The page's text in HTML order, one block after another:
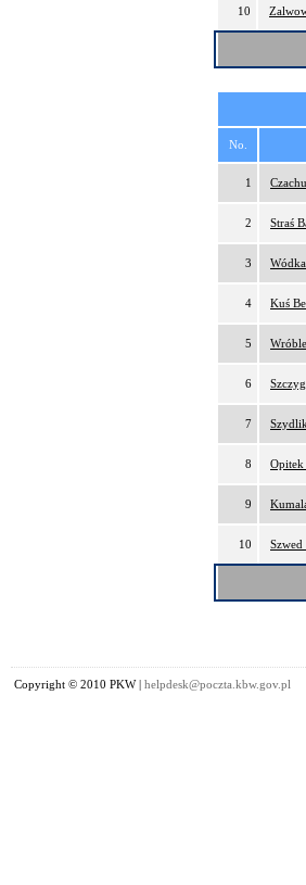
10
No.
1
2 Straś
3
4 Kuś
5
6
7
8 Opitek
9
10
Copyright © 2010 PKW | helpdesk@poczta.kbw.gov.pl